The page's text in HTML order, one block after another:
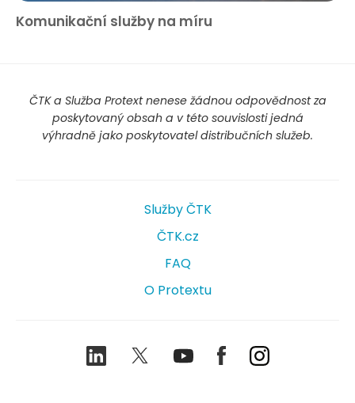
Komunikační služby na míru
ČTK a Služba Protext nenese žádnou odpovědnost za
poskytovaný obsah a v této souvislosti jedná
výhradně jako poskytovatel distribučních služeb.
Služby ČTK
ČTK.cz
FAQ
O Protextu
LinkedIn TwitterYoutubeFacebookInstagram